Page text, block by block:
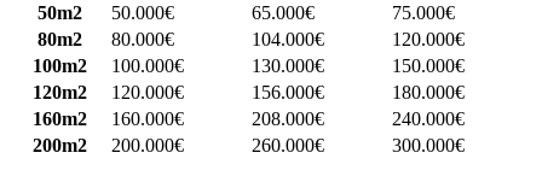
50m2
50.000€ 65.000€
75.000€
80m2
80.000€ 104.000€
120.000€
100m2
100.000€ 130.000€
150.000€
120m2
120.000€ 156.000€
180.000€
160m2
160.000€ 208.000€
240.000€
200m2
200.000€ 260.000€ 300.000€